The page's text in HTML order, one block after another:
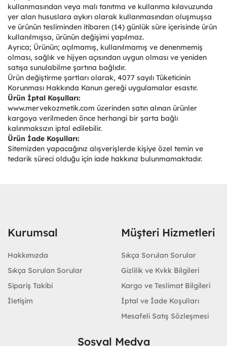
kullanmasından veya malı tanıtma ve kullanma kılavuzunda
yer alan hususlara aykırı olarak kullanmasından oluşmuşsa
ve ürünün tesliminden itibaren (14) günlük süre içerisinde ürün
kullanılmışsa, ürünün değişimi yapılmaz.
Ayrıca; Ürünün; açılmamış, kullanılmamış ve denenmemiş
olması, sağlık ve hijyen açısından uygun olması ve yeniden
satışa sunulabilme şartına bağlıdır.
Ürün değiştirme şartları olarak, 4077 sayılı Tüketicinin
Korunması Hakkında Kanun gereği uygulamalar esastır.
Ürün İptal Koşulları:
www.mervekozmetik.com üzerinden satın alınan ürünler
kargoya verilmeden önce herhangi bir şarta bağlı
kalınmaksızın iptal edilebilir.
Ürün İade Koşulları:
Sitemizden yapacağınız alışverişlerde kişiye özel temin ve
tedarik süreci olduğu için iade hakkınız bulunmamaktadır.
Kurumsal
Hakkımızda
Sıkça Sorulan Sorular
Sipariş Takibi
İletişim
Müşteri Hizmetleri
Sıkça Sorulan Sorular
Gizlilik ve Kvkk Bilgileri
Kargo ve Teslimat Bilgileri
İptal ve İade Koşulları
Mesafeli Satış Sözleşmesi
Sosyal Medya